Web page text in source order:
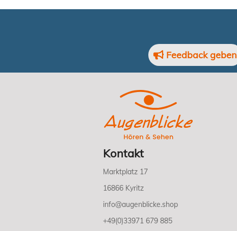
Feedback geben
Kontakt
Marktplatz 17
16866 Kyritz
info@augenblicke.shop
+49(0)33971 679 885